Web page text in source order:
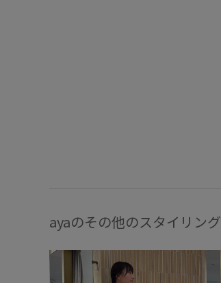
ayaのその他のスタイリング